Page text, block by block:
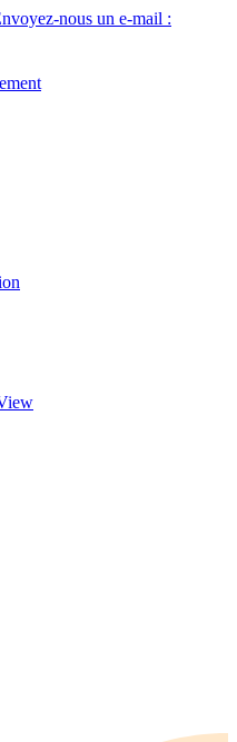
nous un e-mail :